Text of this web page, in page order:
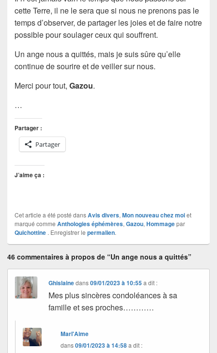
cette Terre, il ne le sera que si nous ne prenons pas le
temps d’observer, de partager les joies et de faire notre
possible pour soulager ceux qui souffrent.
Un ange nous a quittés, mais je suis sûre qu’elle
continue de sourire et de veiller sur nous.
Merci pour tout, Gazou.
…
Partager :
Partager
J’aime ça :
Cet article a été posté dansAvis divers, Mon nouveau chez moiet
marqué comme Anthologies éphémères, Gazou, Hommagepar
Quichottine . Enregistrer le permalien.
46 commentaires à propos de “Un ange nous a quittés”
Ghislainedans09/01/2023 à 10:55 a dit :
Mes plus sincères condoléances à sa
famille et ses proches…………
Marl'Aime
dans09/01/2023 à 14:58a dit :